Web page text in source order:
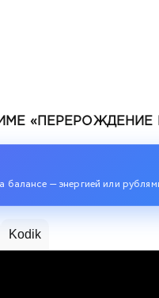
«ПЕРЕРОЖДЕНИЕ
балансе — энергией или
Kodik
S-ранга